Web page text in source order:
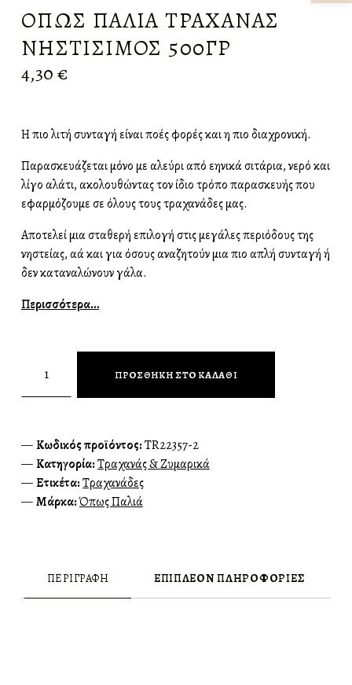
ΌΠΩΣ ΠΑΛΙΆ ΤΡΑΧΑΝΆΣ
ΝΗΣΤΊΣΙΜΟΣ 500ΓΡ
4,30€
Η πιο λιτή συνταγή είναι πολλές φορές και η πιο διαχρονική.
Παρασκευάζεται μόνο με αλεύρι από ελληνικά σιτάρια, νερό και
λίγο αλάτι, ακολουθώντας τον ίδιο τρόπο παρασκευής που
εφαρμόζουμε σε όλους τους τραχανάδες μας.
Αποτελεί μια σταθερή επιλογή στις μεγάλες περιόδους της
νηστείας, αλλά και για όσους αναζητούν μια πιο απλή συνταγή ή
δεν καταναλώνουν γάλα.
Περισσότερα…
ΠΡΟΣΘΉΚΗ ΣΤΟ ΚΑΛΆΘΙ
Κωδικός προϊόντος:TR22357-2
Κατηγορία:Τραχανάς & Ζυμαρικά
Ετικέτα:Τραχανάδες
Μάρκα:Όπως Παλιά
ΠΕΡΙΓΡΑΦΉ ΕΠΙΠΛΈΟΝ ΠΛΗΡΟΦΟΡΊΕΣ